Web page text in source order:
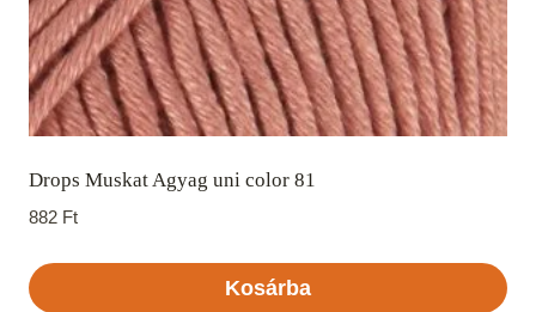
Drops Muskat Agyag uni color 81
882 Ft
Kosárba